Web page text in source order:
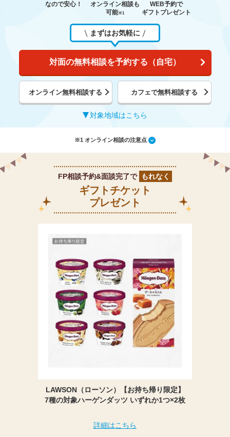
なので安心！
オンライン相談も
可能※1
WEB予約で
ギフトプレゼント
まずはお気軽に
対面の無料相談を予約する（自宅）
オンライン無料相談する カフェで無料相談する
対象地域はこちら
※1 オンライン相談の注意点
FP相談予約&面談完了で もれなく
ギフトチケット
プレゼント
LAWSON（ローソン）【お持ち帰り限定】
7種の対象ハーゲンダッツ いずれか1つ×2枚
詳細はこちら